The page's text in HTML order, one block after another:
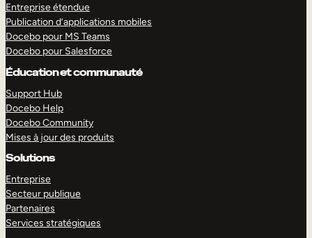
Entreprise étendue
Publication d’applications mobiles
Docebo pour MS Teams
Docebo pour Salesforce
Éducation et communauté
Support Hub
Docebo Help
Docebo Community
Mises à jour des produits
Solutions
Entreprise
Secteur publique
Partenaires
Services stratégiques